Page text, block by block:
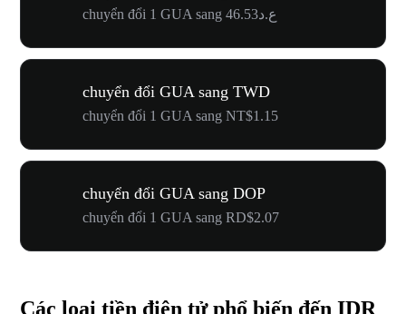
chuyển đổi 1 GUA sang ع.د46.53
chuyển đổi GUA sang TWD
chuyển đổi 1 GUA sang NT$1.15
chuyển đổi GUA sang DOP
chuyển đổi 1 GUA sang RD$2.07
Các loại tiền điện tử phổ biến đến IDR